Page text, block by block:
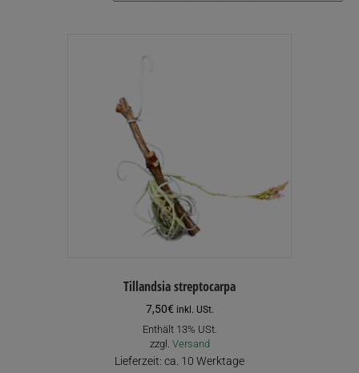
Tillandsia streptocarpa
7,50€ inkl. USt.
Enthält 13% USt.
zzgl. Versand
Lieferzeit: ca. 10 Werktage